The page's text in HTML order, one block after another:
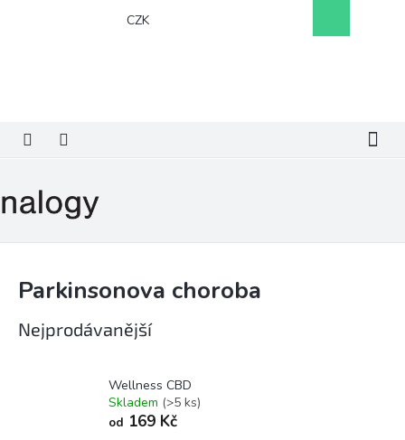
CZK
košík
Parkinsonova choroba
Nejprodávanější
Wellness CBD
Skladem (>5 ks)
od 169 Kč